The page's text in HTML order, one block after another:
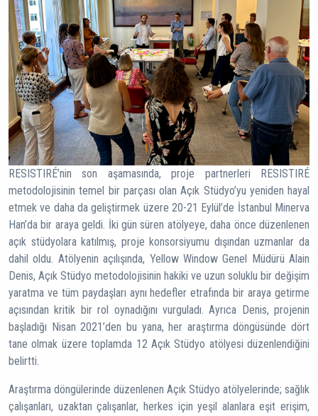
RESISTIRÉ’nin son aşamasında, proje partnerleri RESISTIRÉ
metodolojisinin temel bir parçası olan Açık Stüdyo’yu yeniden hayal
etmek ve daha da geliştirmek üzere 20-21 Eylül’de İstanbul Minerva
Han’da bir araya geldi. İki gün süren atölyeye, daha önce düzenlenen
açık stüdyolara katılmış, proje konsorsiyumu dışından uzmanlar da
dahil oldu. Atölyenin açılışında, Yellow Window Genel Müdürü Alain
Denis, Açık Stüdyo metodolojisinin hakiki ve uzun soluklu bir değişim
yaratma ve tüm paydaşları aynı hedefler etrafında bir araya getirme
açısından kritik bir rol oynadığını vurguladı. Ayrıca Denis, projenin
başladığı Nisan 2021’den bu yana, her araştırma döngüsünde dört
tane olmak üzere toplamda 12 Açık Stüdyo atölyesi düzenlendiğini
belirtti.
Araştırma döngülerinde düzenlenen Açık Stüdyo atölyelerinde; sağlık
çalışanları, uzaktan çalışanlar, herkes için yeşil alanlara eşit erişim,